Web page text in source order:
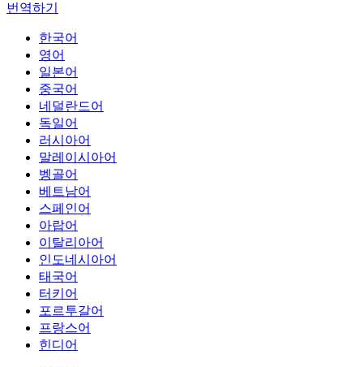
번역하기
한국어
영어
일본어
중국어
네덜란드어
독일어
러시아어
말레이시아어
벵골어
베트남어
스페인어
아랍어
이탈리아어
인도네시아어
태국어
터키어
포르투갈어
프랑스어
힌디어